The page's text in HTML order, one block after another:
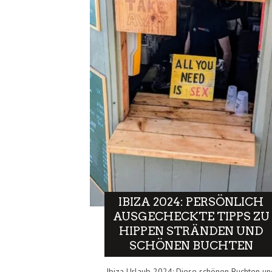
IBIZA 2024: PERSÖNLICH
AUSGECHECKTE TIPPS ZU
HIPPEN STRÄNDEN UND
SCHÖNEN BUCHTEN